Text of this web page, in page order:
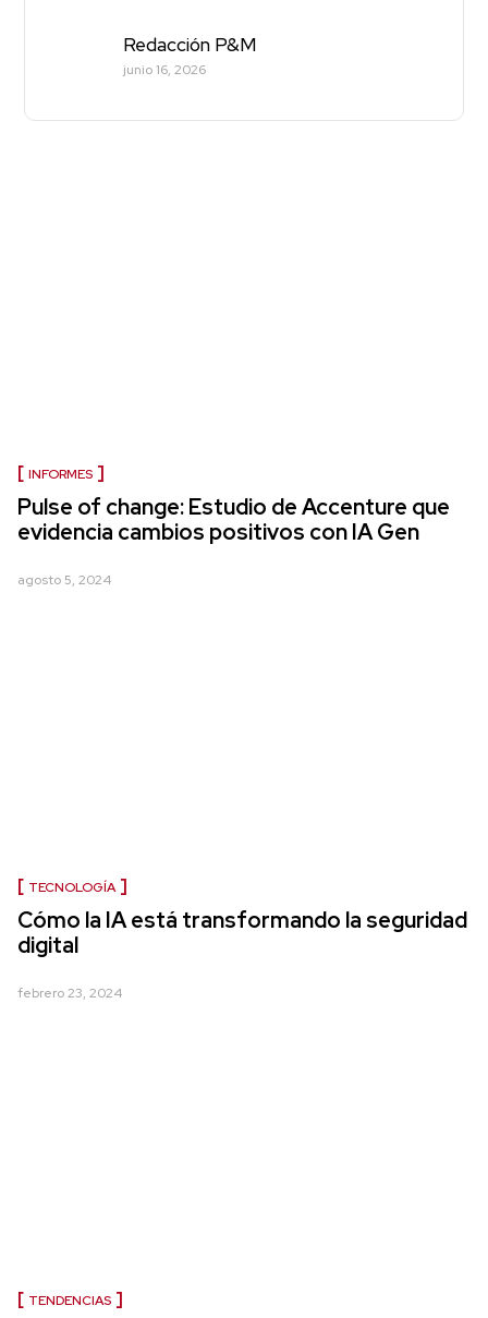
Redacción P&M
junio 16, 2026
INFORMES
Pulse of change: Estudio de Accenture que
evidencia cambios positivos con IA Gen
agosto 5, 2024
TECNOLOGÍA
Cómo la IA está transformando la seguridad
digital
febrero 23, 2024
TENDENCIAS